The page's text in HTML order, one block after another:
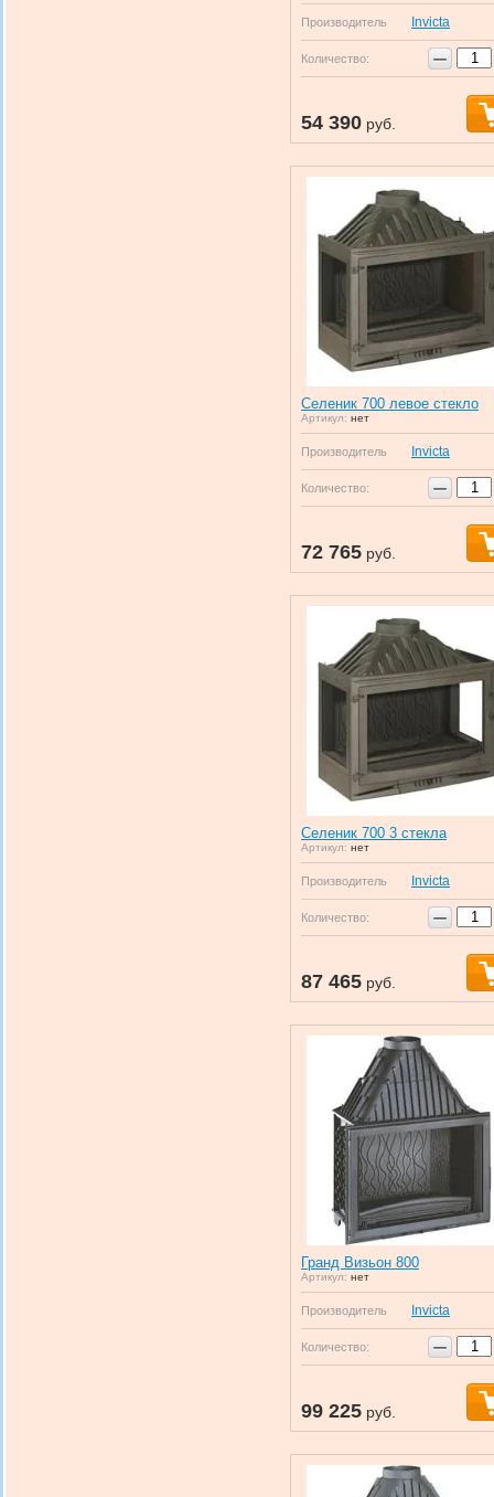
Производитель Invicta
Количество: −
54 390 руб.
Селеник 700 левое стекло
Артикул: нет
Производитель Invicta
Количество: −
72 765 руб.
Селеник 700 3 стекла
Артикул: нет
Производитель Invicta
Количество: −
87 465 руб.
Гранд Визьон 800
Артикул: нет
Производитель Invicta
Количество: −
99 225 руб.